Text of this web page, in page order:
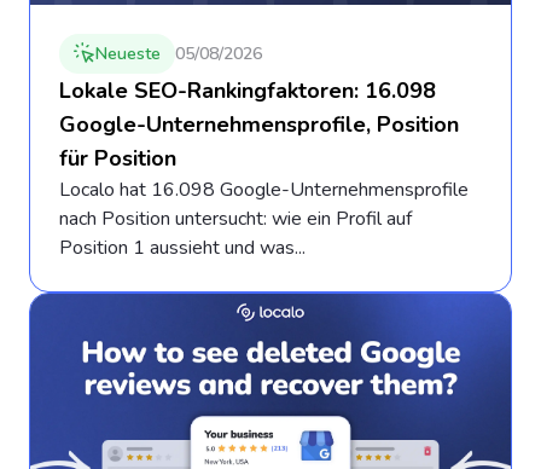
Neueste 05/08/2026
Lokale SEO-Rankingfaktoren: 16.098
Google-Unternehmensprofile, Position
für Position
Localo hat 16.098 Google-Unternehmensprofile
nach Position untersucht: wie ein Profil auf
Position 1 aussieht und was...